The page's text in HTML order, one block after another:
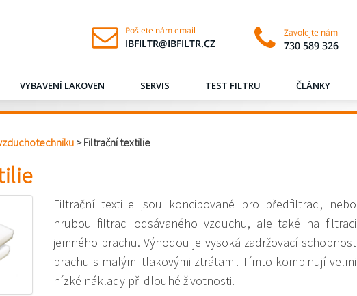
> Filtrační textilie
Filtrační textilie jsou koncipované pro předfiltraci, nebo
hrubou filtraci odsávaného vzduchu, ale také na filtraci
jemného prachu. Výhodou je vysoká zadržovací schopnost
prachu s malými tlakovými ztrátami. Tímto kombinují velmi
nízké náklady při dlouhé životnosti.
VYBAVENÍ LAKOVEN SERVIS TEST FILTRU ČLÁNKY